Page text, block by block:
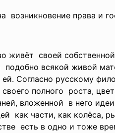
возникновение права и
живёт своей
всякой живой
ей. Согласно русскому
своего полного роста,
вложенной в него
как части, как колёса,
есть в одно и тоже